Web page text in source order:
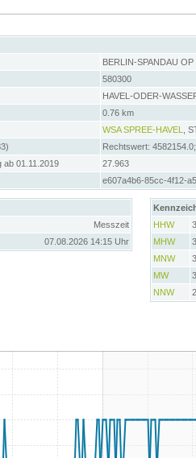
BERLIN-SPANDAU OP
580300
HAVEL-ODER-
0.76 km
WSA SPREE-HAVEL
,
Rechtswert:
ab 01.11.2019
27.963
e607a4b6-85cc-4f12-
Messzeit
07.08.2026 14:15 Uhr
HHW
MHW
MNW
MW
NNW